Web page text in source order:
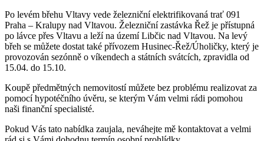
Po levém břehu Vltavy vede železniční elektrifikovaná trať 091
Praha – Kralupy nad Vltavou. Železniční zastávka Řež je přístupná
po lávce přes Vltavu a leží na území Libčic nad Vltavou. Na levý
břeh se můžete dostat také přívozem Husinec-Řež/Úholičky, který je
provozován sezónně o víkendech a státních svátcích, zpravidla od
15.04. do 15.10.
Koupě předmětných nemovitostí můžete bez problému realizovat za
pomocí hypotéčního úvěru, se kterým Vám velmi rádi pomohou
naši finanční specialisté.
Pokud Vás tato nabídka zaujala, neváhejte mě kontaktovat a velmi